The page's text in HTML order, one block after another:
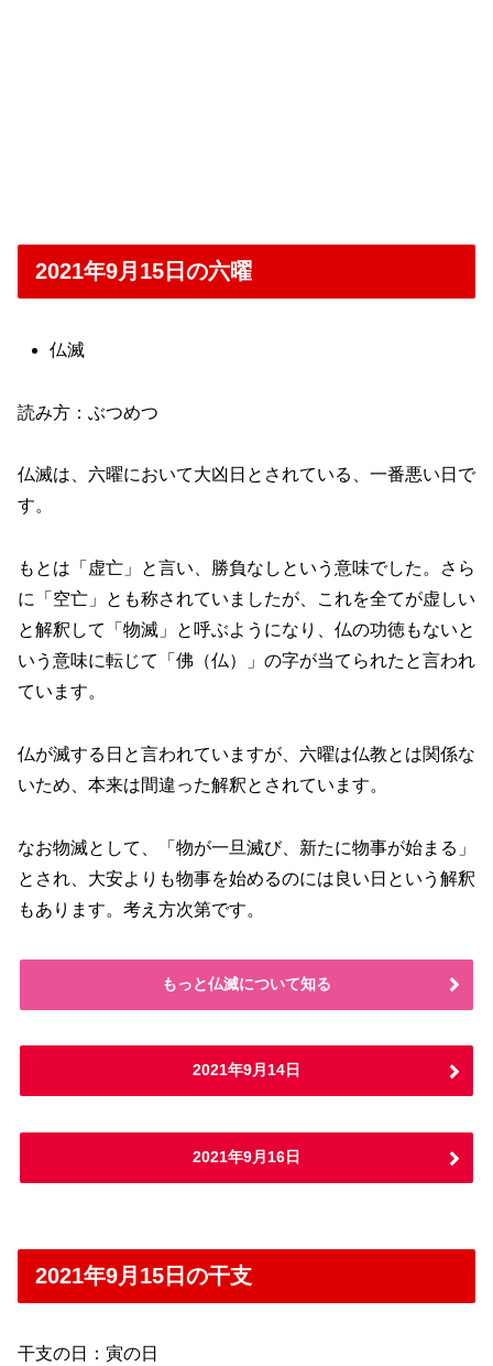
2021年9月15日の六曜
仏滅
読み方：ぶつめつ
仏滅は、六曜において大凶日とされている、一番悪い日で
す。
もとは「虚亡」と言い、勝負なしという意味でした。さら
に「空亡」とも称されていましたが、これを全てが虚しい
と解釈して「物滅」と呼ぶようになり、仏の功徳もないと
いう意味に転じて「佛（仏）」の字が当てられたと言われ
ています。
仏が滅する日と言われていますが、六曜は仏教とは関係な
いため、本来は間違った解釈とされています。
なお物滅として、「物が一旦滅び、新たに物事が始まる」
とされ、大安よりも物事を始めるのには良い日という解釈
もあります。考え方次第です。
もっと仏滅について知る
2021年9月14日
2021年9月16日
2021年9月15日の干支
干支の日：寅の日